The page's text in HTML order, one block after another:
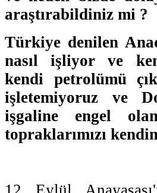
araştırabildiniz mi ?
Türkiye denilen
nasıl işliyor ve
kendi petrolümü
işletemiyoruz ve
işgaline engel
topraklarımızı